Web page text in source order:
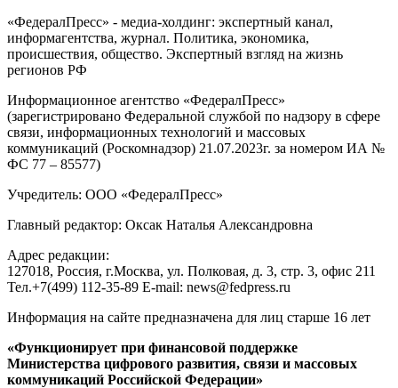
«ФедералПресс» - медиа-холдинг: экспертный канал,
информагентства, журнал. Политика, экономика,
происшествия, общество. Экспертный взгляд на жизнь
регионов РФ
Информационное агентство «ФедералПресс»
(зарегистрировано Федеральной службой по надзору в сфере
связи, информационных технологий и массовых
коммуникаций (Роскомнадзор) 21.07.2023г. за номером ИА №
ФС 77 – 85577)
Учредитель: ООО «ФедералПресс»
Главный редактор: Оксак Наталья Александровна
Адрес редакции:
127018, Россия, г.Москва, ул. Полковая, д. 3, стр. 3, офис 211
Тел.+7(499) 112-35-89 E-mail: news@fedpress.ru
Информация на сайте предназначена для лиц старше 16 лет
«Функционирует при финансовой поддержке
Министерства цифрового развития, связи и массовых
коммуникаций Российской Федерации»